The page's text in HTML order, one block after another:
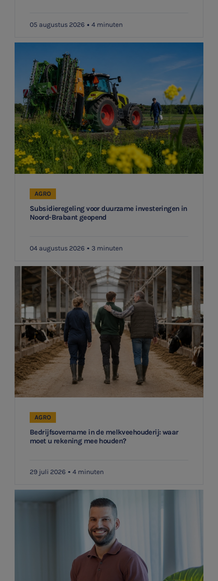
E-commerce
Ondernemer en privé
HR Advies
Agro
Vacatures
het topic: Stikstof
E-mailadres
Aanmelden
05 augustus 2026 4 minuten
Subsidieregeling voor duurzame investeringen in
Noord-Brabant geopend
AGRO
04 augustus 2026 3 minuten
Bedrijfsovername in de melkveehouderij: waar
moet u rekening mee houden?
AGRO
29 juli 2026 4 minuten